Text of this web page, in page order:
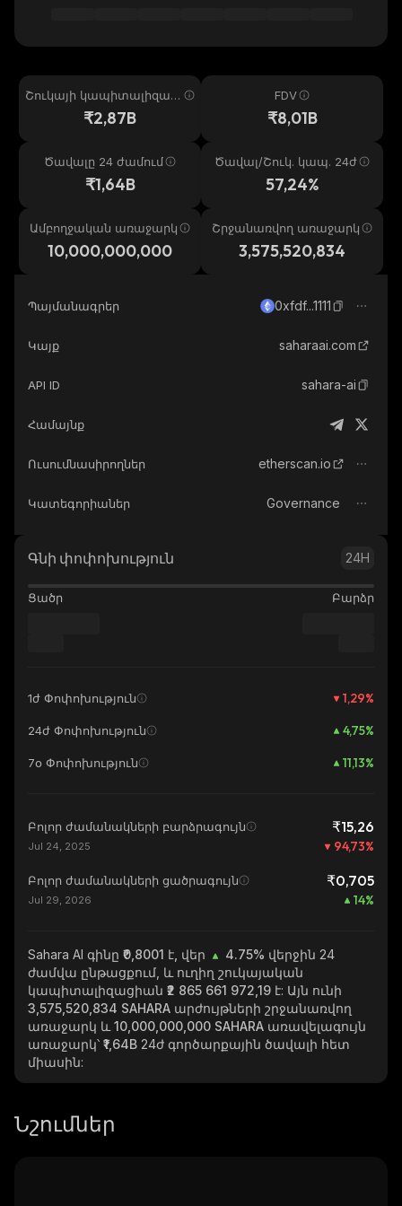
Շուկայի կապիտալիզաց
₹2,87B
FDV
₹8,01B
Ծավալը 24 ժամում
₹1,64B
Ծավալ/Շուկ. կապ. 24ժ
57,24%
Ամբողջական առաջարկ
10,000,000,000
Շրջանառվող առաջարկ
3,575,520,834
Պայմանագրեր 0xfdf...1111
Կայք saharaai.com
API ID sahara-ai
Համայնք
Ուսումնասիրողներ etherscan.io
Կատեգորիաներ Governance
Գնի փոփոխություն 24H
Ցածր Բարձր
1ժ Փոփոխություն 1,29%
24ժ Փոփոխություն 4,75%
7օ Փոփոխություն 11,13%
Բոլոր ժամանակների բարձրագույն ₹15,26
Jul 24, 2025 94,73%
Բոլոր ժամանակների ցածրագույն ₹0,705
Jul 29, 2026 14%
Sahara AI գինը ₹0,8001 է, վեր 4.75% վերջին 24
ժամվա ընթացքում, և ուղիղ շուկայական
կապիտալիզացիան ₹2 865 661 972,19 է: Այն ունի
3,575,520,834 SAHARA արժույթների շրջանառվող
առաջարկ և 10,000,000,000 SAHARA առավելագույն
առաջարկ՝ ₹1,64B 24ժ գործարքային ծավալի հետ
միասին:
Նշումներ